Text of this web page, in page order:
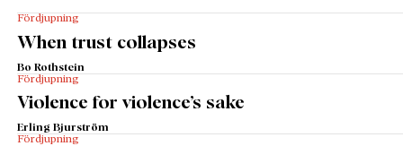
Fördjupning
When trust collapses
Bo Rothstein
Fördjupning
Violence for violence’s sake
Erling Bjurström
Fördjupning